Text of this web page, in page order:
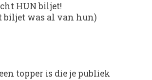
HUN biljet!
biljet was al van hun)
topper is die je publiek